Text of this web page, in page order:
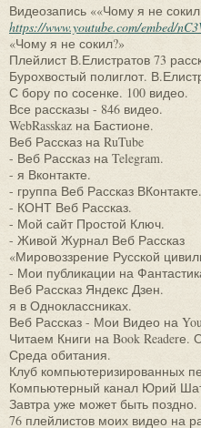
Видеозапись ««Чому я не
https://www.youtube.com/embed/
«Чому я не сокил?»
Плейлист В.Елистратов 73
Бурохвостый полиглот.
С бору по сосенке. 100 видео.
Все рассказы - 846 видео.
WebRasskaz на Бастионе.
Веб Рассказ на RuTube
- Веб Рассказ на Telegram.
- я Вконтакте.
- группа Веб Рассказ ВКонтакте.
- КОНТ Веб Рассказ.
- Мой сайт Простой Ключ.
- Живой Журнал Веб Рассказ
«Мировоззрение Русской
- Мои публикации на
Веб Рассказ Яндекс Дзен.
я в Одноклассниках.
Веб Рассказ - Мои Видео на
Читаем Книги на Book Readerе.
Среда обитания.
Клуб компьютеризированных
Компьютерный канал Юрий
Завтра уже может быть поздно.
76 плейлистов моих видео на